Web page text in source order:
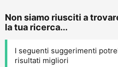
Non siamo riusciti a
la tua ricerca...
I seguenti suggerimenti
risultati migliori